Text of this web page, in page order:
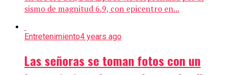
sismo de magnitud 6.9, con epicentro en...
Entretenimiento4 years ago
Las señoras se toman fotos con un